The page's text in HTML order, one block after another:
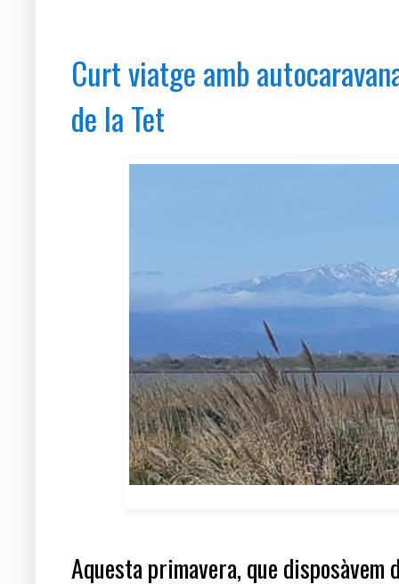
Curt viatge amb
de la Tet
Aquesta primavera, que